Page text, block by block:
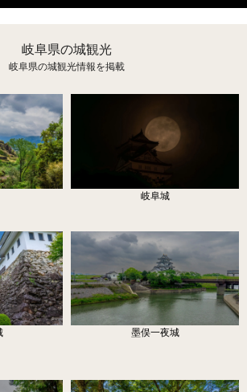
岐阜県の城観光
岐阜県の城観光情報を掲載
岐阜城
墨俣一夜城